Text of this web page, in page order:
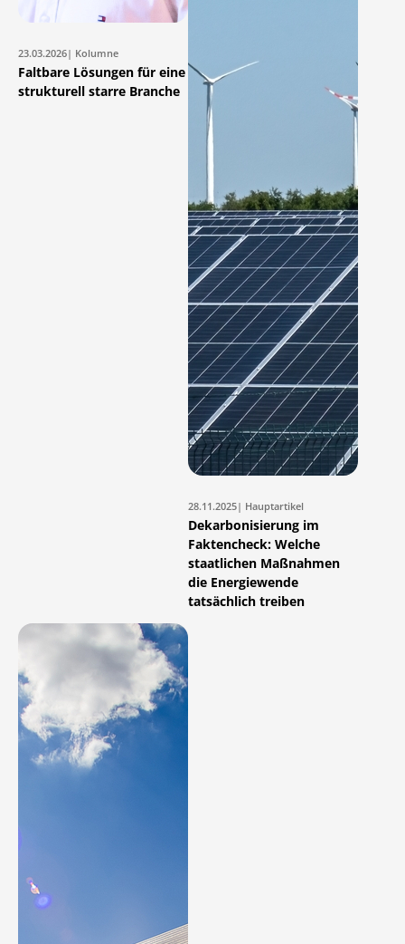
23.03.2026| Kolumne
Faltbare Lösungen für eine
strukturell starre Branche
28.11.2025| Hauptartikel
Dekarbonisierung im
Faktencheck: Welche
staatlichen Maßnahmen
die Energiewende
tatsächlich treiben